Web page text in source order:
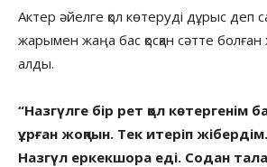
Актер әйелге қол көтеруді дұрыс деп
жарымен жаңа бас қосқан сәтте
алды.
“Назгүлге бір рет қол көтергенім
ұрған жоқпын. Тек итеріп
Назгүл еркекшора еді. Содан